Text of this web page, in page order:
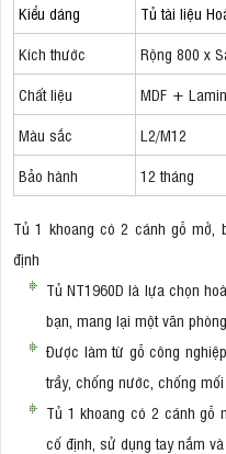
Kiểu dáng
Tủ tài liệu
Kích thước
Rộng 800 x
Chất liệu
MDF +
Màu sắc
L2/M12
Bảo hành
12 tháng
Tủ 1 khoang có 2 cánh gỗ mở,
định
Tủ NT1960D là lựa chọn
bạn, mang lại một văn
Được làm từ gỗ công
trầy, chống nước, chống
Tủ 1 khoang có 2 cánh gỗ
cố định, sử dụng tay nắm